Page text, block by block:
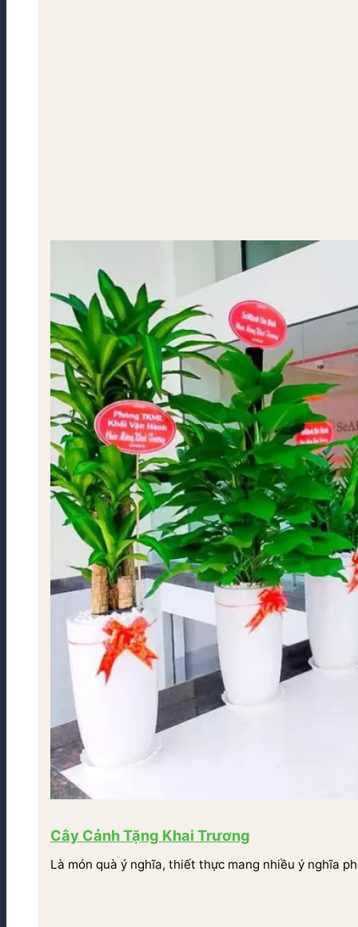
Cây Cảnh Tặng Khai Trương
Là món quà ý nghĩa, thiết thực mang nhiều ý nghĩa